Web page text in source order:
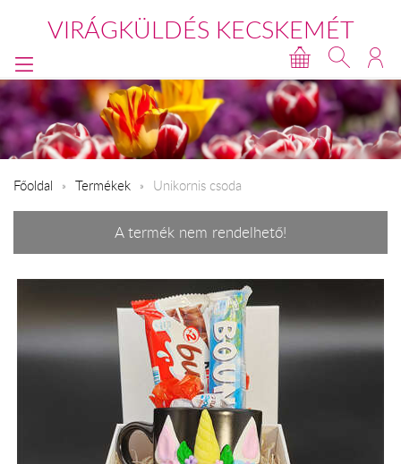
VIRÁGKÜLDÉS KECSKEMÉT
Főoldal Termékek Unikornis csoda
A termék nem rendelhető!